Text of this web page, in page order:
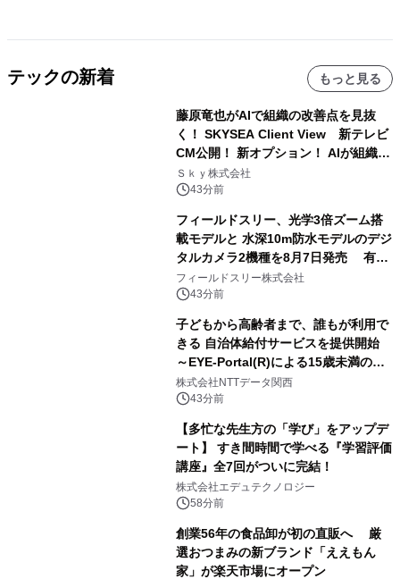
テックの新着 もっと見る
藤原竜也がAIで組織の改善点を見抜
く！ SKYSEA Client View 新テレビ
CM公開！ 新オプション！ AIが組織の
業務実態を分析し労務改善を支援。 藤
原竜也メイキング動画公開 「もしAIが
る自信がある」「昨年の夏はカブトム
シを捕まえたり、虫と戦ったり…」
Ｓｋｙ株式会社
43分前
フィールドスリー、光学3倍ズーム搭
載モデルと 水深10m防水モデルのデジ
タルカメラ2機種を8月7日発売 有効
約1300万画素、用途別に選べるコンデ
ジ新登場
フィールドスリー株式会社
43分前
子どもから高齢者まで、誰もが利用で
きる 自治体給付サービスを提供開始
～EYE-Portal(R)による15歳未満の本
人認証と デジタルデバイド対策で実現
～
株式会社NTTデータ関西
43分前
【多忙な先生方の「学び」をアップデ
ート】 すき間時間で学べる『学習評価
講座』全7回がついに完結！
株式会社エデュテクノロジー
58分前
創業56年の食品卸が初の直販へ 厳
選おつまみの新ブランド「ええもん
家」が楽天市場にオープン